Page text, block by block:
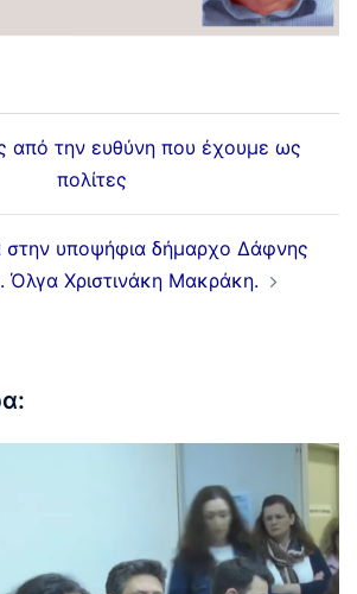
από την ευθύνη που έχουμε ως
πολίτες
στην υποψήφια δήμαρχο Δάφνης
Όλγα Χριστινάκη Μακράκη.